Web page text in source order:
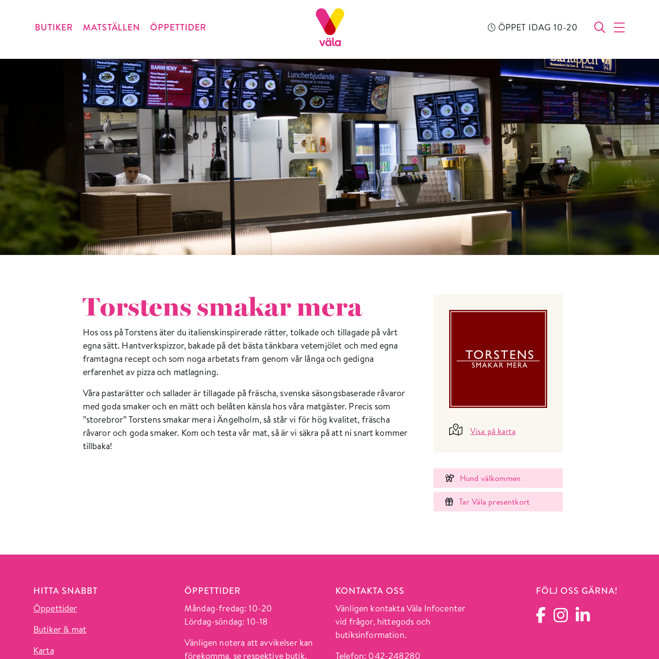
BUTIKER MATSTÄLLEN ÖPPETTIDER ÖPPET IDAG 10-20
ÖPPNA
Torstens smakar mera
Hos oss på Torstens äter du italienskinspirerade rätter, tolkade och tillagade på vårt
egna sätt. Hantverkspizzor, bakade på det bästa tänkbara vetemjölet och med egna
framtagna recept och som noga arbetats fram genom vår långa och gedigna
erfarenhet av pizza och matlagning.
Våra pastarätter och sallader är tillagade på fräscha, svenska säsongsbaserade råvaror
med goda smaker och en mätt och belåten känsla hos våra matgäster. Precis som
”storebror” Torstens smakar mera i Ängelholm, så står vi för hög kvalitet, fräscha
råvaror och goda smaker. Kom och testa vår mat, så är vi säkra på att ni snart kommer
tillbaka!
Visa på karta
Hund välkommen
Tar Väla presentkort
HITTA SNABBT
Öppettider
Butiker & mat
Karta
ÖPPETTIDER
Måndag-fredag: 10-20
Lördag-söndag: 10-18
Vänligen notera att avvikelser kan
förekomma, se respektive butik.
KONTAKTA OSS
Vänligen kontakta Väla Infocenter
vid frågor, hittegods och
butiksinformation.
Telefon: 042-248280
FÖLJ OSS GÄRNA!